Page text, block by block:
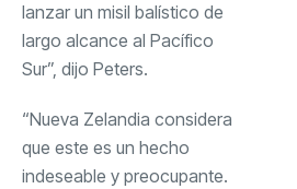
lanzar un misil balístico de
largo alcance al Pacífico
Sur”, dijo Peters.
“Nueva Zelandia considera
que este es un hecho
indeseable y preocupante.